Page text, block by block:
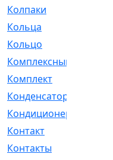
Колпаки
Кольца
Кольцо
Комплексный
Комплект
Конденсатор
Кондиционер
Контакт
Контакты